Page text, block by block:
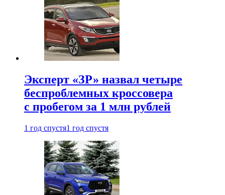
Эксперт «ЗР» назвал четыре
беспроблемных кроссовера
с пробегом за 1 млн рублей
1 год спустя1 год спустя